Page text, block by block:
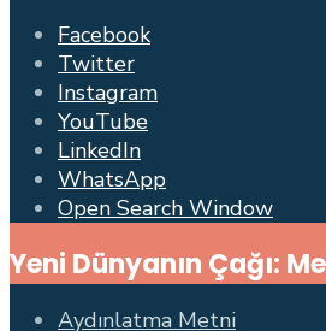
Facebook
Twitter
Instagram
YouTube
LinkedIn
WhatsApp
Open Search Window
Yeni Dünyanın Çağı:
Aydınlatma Metni